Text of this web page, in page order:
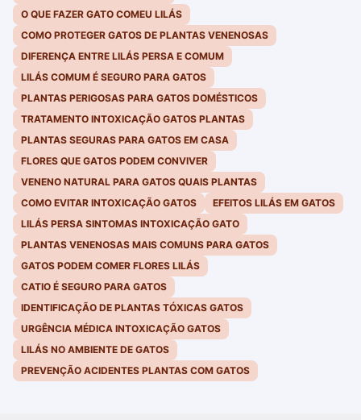
O QUE FAZER GATO COMEU LILÁS
COMO PROTEGER GATOS DE PLANTAS VENENOSAS
DIFERENÇA ENTRE LILÁS PERSA E COMUM
LILÁS COMUM É SEGURO PARA GATOS
PLANTAS PERIGOSAS PARA GATOS DOMÉSTICOS
TRATAMENTO INTOXICAÇÃO GATOS PLANTAS
PLANTAS SEGURAS PARA GATOS EM CASA
FLORES QUE GATOS PODEM CONVIVER
VENENO NATURAL PARA GATOS QUAIS PLANTAS
COMO EVITAR INTOXICAÇÃO GATOS
EFEITOS LILÁS EM GATOS
LILÁS PERSA SINTOMAS INTOXICAÇÃO GATO
PLANTAS VENENOSAS MAIS COMUNS PARA GATOS
GATOS PODEM COMER FLORES LILÁS
CATIO É SEGURO PARA GATOS
IDENTIFICAÇÃO DE PLANTAS TÓXICAS GATOS
URGÊNCIA MÉDICA INTOXICAÇÃO GATOS
LILÁS NO AMBIENTE DE GATOS
PREVENÇÃO ACIDENTES PLANTAS COM GATOS